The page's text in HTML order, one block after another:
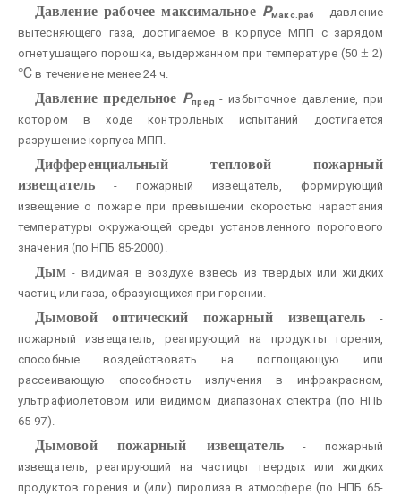
Давление рабочее максимальное Pмакс.раб
- давление
вытесняющего газа, достигаемое в корпусе МПП с зарядом
огнетушащего порошка, выдержанном при температуре (50 ± 2)
°C в течение не менее 24 ч.
Давление предельное Pпред - избыточное давление, при
котором в ходе контрольных испытаний достигается
разрушение корпуса МПП.
Дифференциальный тепловой пожарный
извещатель - пожарный извещатель, формирующий
извещение о пожаре при превышении скоростью нарастания
температуры окружающей среды установленного порогового
значения (по НПБ 85-2000).
Дым - видимая в воздухе взвесь из твердых или жидких
частиц или газа, образующихся при горении.
Дымовой оптический пожарный извещатель -
пожарный извещатель, реагирующий на продукты горения,
способные воздействовать на поглощающую или
рассеивающую способность излучения в инфракрасном,
ультрафиолетовом или видимом диапазонах спектра (по НПБ
65-97).
Дымовой пожарный извещатель- пожарный
извещатель, реагирующий на частицы твердых или жидких
продуктов горения и (или) пиролиза в атмосфере (по НПБ 65-